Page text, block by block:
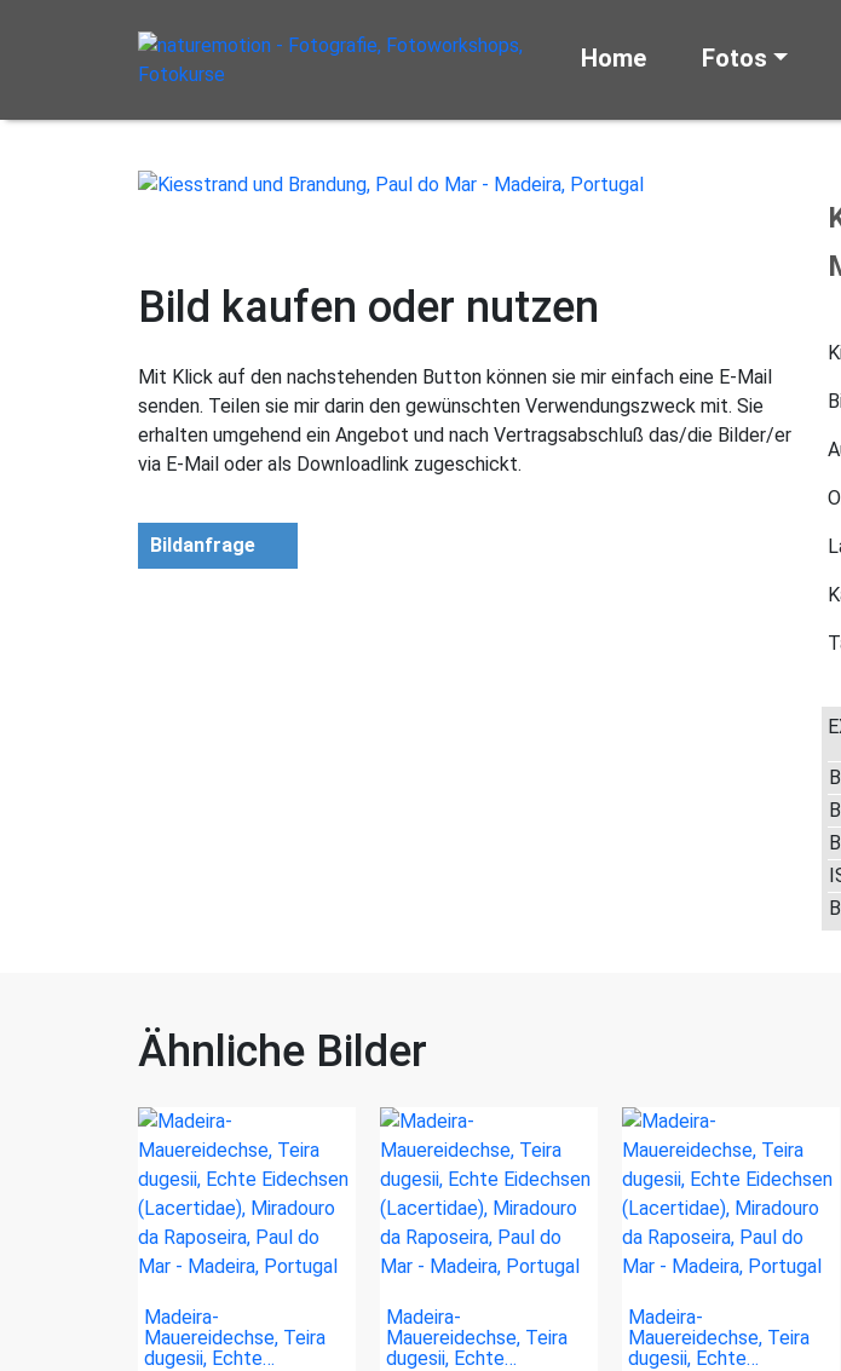
Home Fotos
Bild kaufen oder nutzen
Mit Klick auf den nachstehenden Button können sie mir einfach eine E-Mail
senden. Teilen sie mir darin den gewünschten Verwendungszweck mit. Sie
erhalten umgehend ein Angebot und nach Vertragsabschluß das/die Bilder/er
via E-Mail oder als Downloadlink zugeschickt.
Bildanfrage
Ähnliche Bilder
Madeira-
Mauereidechse, Teira
dugesii, Echte…
Madeira-
Mauereidechse, Teira
dugesii, Echte…
Madeira-
Mauereidechse, Teira
dugesii, Echte…